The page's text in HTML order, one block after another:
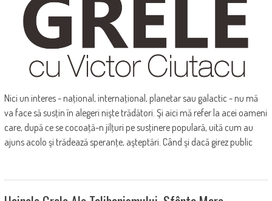
Nici un interes - naţional, internaţional, planetar sau galactic - nu mă
va face să susţin în alegeri nişte trădători. Şi aici mă refer la acei oameni
care, după ce se cocoaţă-n jilţuri pe susţinere populară, uită cum au
ajuns acolo şi trădează speranţe, aşteptări. Când şi dacă girez public